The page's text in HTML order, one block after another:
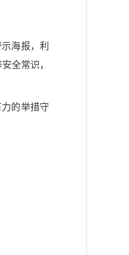
海报，利
全常识，
的举措守